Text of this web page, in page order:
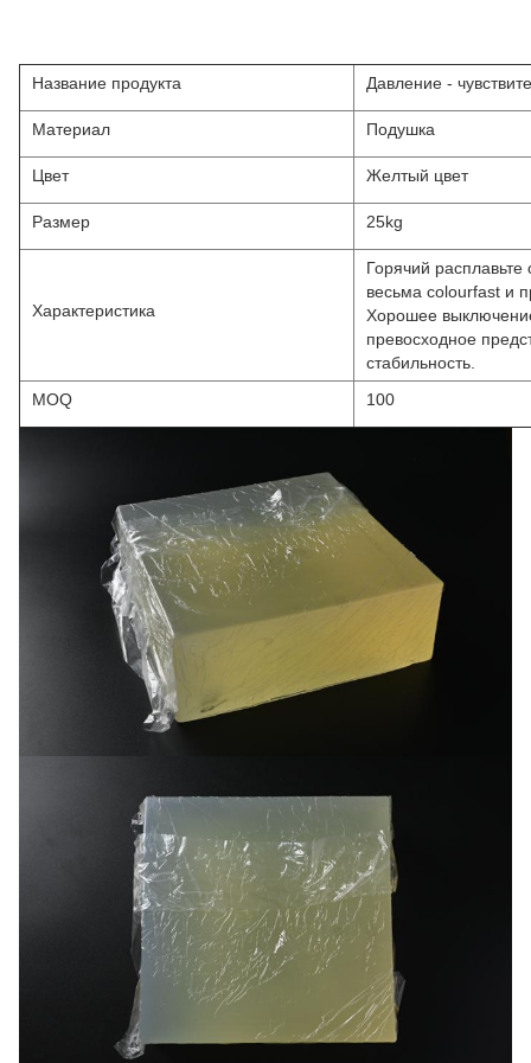
Название продукта Давление -
Материал Подушка
Цвет Желтый цвет
Размер 25kg
Характеристика
Горячий
весьма colourfast и
Хорошее
превосходное
стабильность.
MOQ
100